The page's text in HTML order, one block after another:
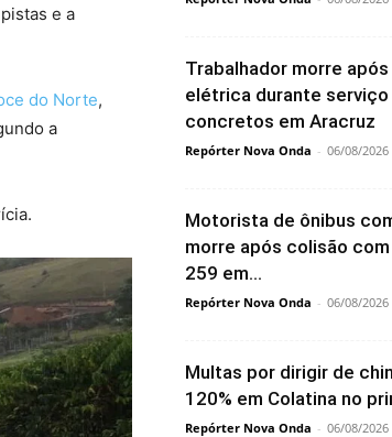
e a
do Norte,
a
Trabalhador morre
elétrica durante serviço
concretos em Aracruz
Repórter Nova Onda - 06/08/2026
Motorista de ônibus
morre após colisão com
259 em...
Repórter Nova Onda - 06/08/2026
Multas por dirigir de
120% em Colatina no
Repórter Nova Onda - 06/08/2026